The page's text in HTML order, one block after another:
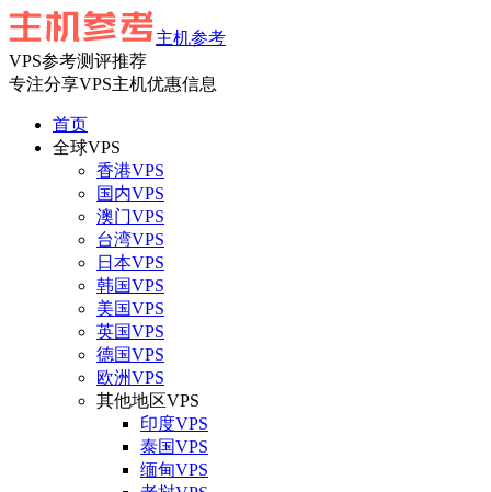
主机参考
VPS参考测评推荐
专注分享VPS主机优惠信息
首页
全球VPS
香港VPS
国内VPS
澳门VPS
台湾VPS
日本VPS
韩国VPS
美国VPS
英国VPS
德国VPS
欧洲VPS
其他地区VPS
印度VPS
泰国VPS
缅甸VPS